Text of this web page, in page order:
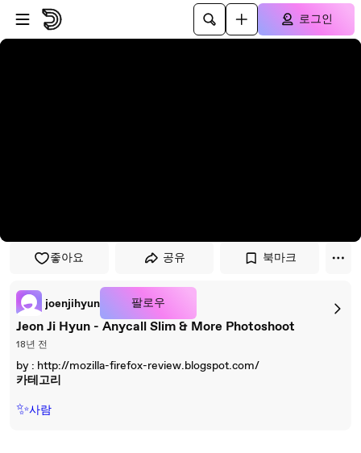
플레이어로 건너뛰기
본문으로 건너뛰기
로그인
좋아요 공유 북마크
joenjihyun 팔로우
Jeon Ji Hyun - Anycall Slim & More Photoshoot
18년 전
by : http://mozilla-firefox-review.blogspot.com/
카테고리
✨사람